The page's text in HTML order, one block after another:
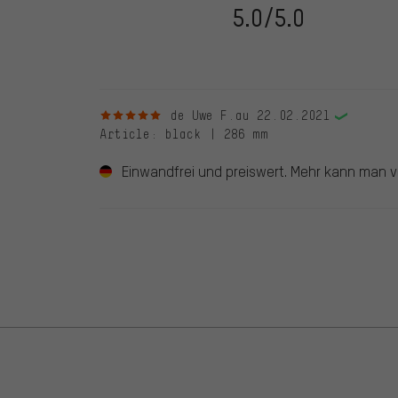
vérifiées jusqu'au 28.05.2022 et à partir du
évaluations de clients qui n'ont pas acheté chez
d'une coche verte. Nous publions toutes les
5.0/5.0
5 sur 5 étoiles
de Uwe F. au 22.02.2021
Article : black | 286 mm
Einwandfrei und preiswert. Mehr kann man